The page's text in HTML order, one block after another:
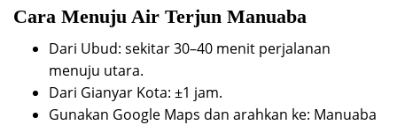
Cara Menuju Air Terjun Manuaba
Dari Ubud: sekitar 30–40 menit perjalanan
menuju utara.
Dari Gianyar Kota: ±1 jam.
Gunakan Google Maps dan arahkan ke: Manuaba